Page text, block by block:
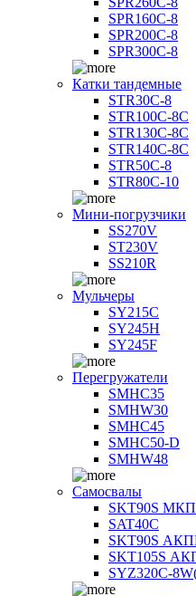
SPR160C-8
SPR200C-8
SPR300C-8
Катки тандемные
STR30C-8
STR100C-8С
STR130C-8С
STR140C-8С
STR50C-8
STR80C-10
Мини-погрузчики
SS270V
ST230V
SS210R
Мульчеры
SY215C
SY245H
SY245F
Перегружатели
SMHC35
SMHW30
SMHC45
SMHC50-D
SMHW48
Самосвалы
SKT90S
SAT40C
SKT90S
SKT105S
SYZ320C-